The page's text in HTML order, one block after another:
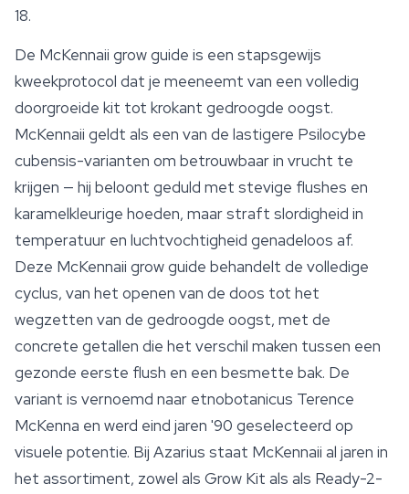
18.
De McKennaii grow guide is een stapsgewijs
kweekprotocol dat je meeneemt van een volledig
doorgroeide kit tot krokant gedroogde oogst.
McKennaii geldt als een van de lastigere Psilocybe
cubensis-varianten om betrouwbaar in vrucht te
krijgen — hij beloont geduld met stevige flushes en
karamelkleurige hoeden, maar straft slordigheid in
temperatuur en luchtvochtigheid genadeloos af.
Deze McKennaii grow guide behandelt de volledige
cyclus, van het openen van de doos tot het
wegzetten van de gedroogde oogst, met de
concrete getallen die het verschil maken tussen een
gezonde eerste flush en een besmette bak. De
variant is vernoemd naar etnobotanicus Terence
McKenna en werd eind jaren '90 geselecteerd op
visuele potentie. Bij Azarius staat McKennaii al jaren in
het assortiment, zowel als Grow Kit als als Ready-2-